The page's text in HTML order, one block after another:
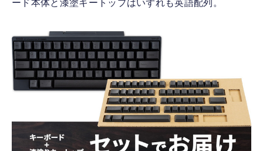
ード本体と漆塗キートップはいずれも英語配列。